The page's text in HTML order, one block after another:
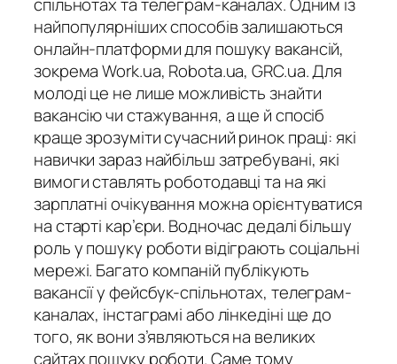
спільнотах та телеграм-каналах. Одним із
найпопулярніших способів залишаються
онлайн-платформи для пошуку вакансій,
зокрема Work.ua, Robota.ua, GRC.ua. Для
молоді це не лише можливість знайти
вакансію чи стажування, а ще й спосіб
краще зрозуміти сучасний ринок праці: які
навички зараз найбільш затребувані, які
вимоги ставлять роботодавці та на які
зарплатні очікування можна орієнтуватися
на старті кар’єри. Водночас дедалі більшу
роль у пошуку роботи відіграють соціальні
мережі. Багато компаній публікують
вакансії у фейсбук-спільнотах, телеграм-
каналах, інстаграмі або лінкедіні ще до
того, як вони з’являються на великих
сайтах пошуку роботи. Саме тому